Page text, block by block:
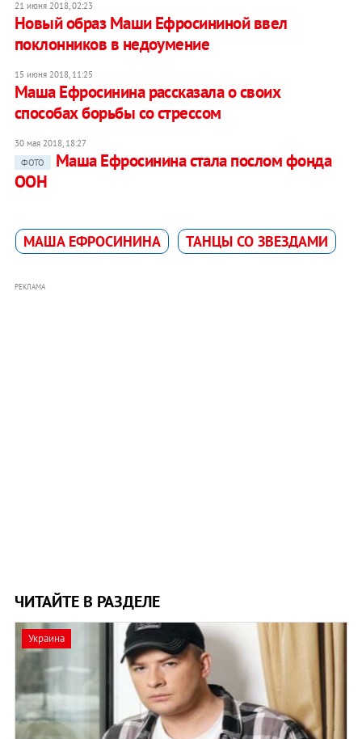
21 июня 2018, 02:23
Новый образ Маши Ефросининой ввел
поклонников в недоумение
15 июня 2018, 11:25
Маша Ефросинина рассказала о своих
способах борьбы со стрессом
30 мая 2018, 18:27
ФОТО
Маша Ефросинина стала послом фонда
ООН
МАША ЕФРОСИНИНА ТАНЦЫ СО ЗВЕЗДАМИ
РЕКЛАМА
ЧИТАЙТЕ В РАЗДЕЛЕ
Украина